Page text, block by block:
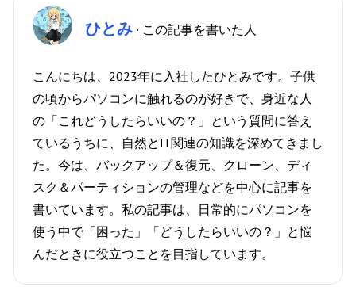
ひとみ · この記事を書いた人
こんにちは、2023年に入社したひとみです。子供
の頃からパソコンに触れるのが好きで、身近な人
の「これどうしたらいいの？」という質問に答え
ているうちに、自然とIT関連の知識を深めてきまし
た。今は、バックアップ＆復元、クローン、ディ
スク＆パーティションの管理などを中心に記事を
書いています。私の記事は、日常的にパソコンを
使う中で「困った」「どうしたらいいの？」と悩
んだときに役立つことを目指しています。